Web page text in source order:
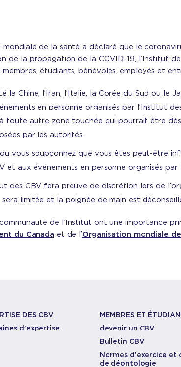
mondiale de la santé a déclaré que le
de la propagation de la COVID-19, l’Institut
étudiants, bénévoles, employés et
la Chine, l’Iran, l’Italie, la Corée du Sud ou le
en personne organisés par l’Institut
à toute autre zone touchée qui pourrait être
par les autorités.
vous soupçonnez que vous êtes peut-être
et aux événements en personne organisés
des CBV fera preuve de discrétion lors de
limitée et la poignée de main est
de l’Institut ont une importance
du Canada et de l’Organisation mondiale
DES CBV
d’expertise
MEMBRES ET
devenir un CBV
Bulletin CBV
Normes d’exercice et
de déontologie